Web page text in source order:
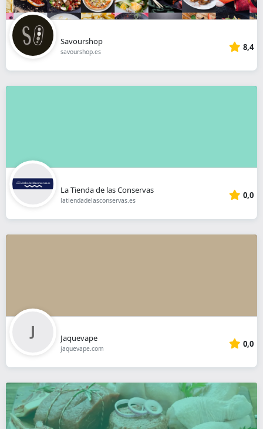
Savourshop
savourshop.es 8,4
La Tienda de las Conservas
latiendadelasconservas.es 0,0
Jaquevape
jaquevape.com 0,0